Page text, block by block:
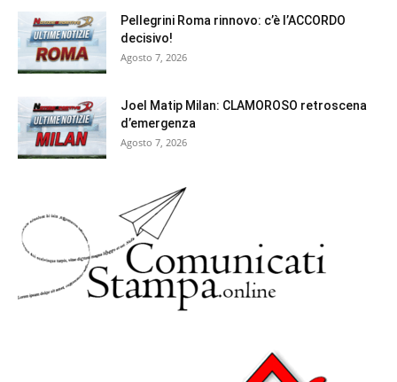
Pellegrini Roma rinnovo: c’è l’ACCORDO
decisivo!
Agosto 7, 2026
Joel Matip Milan: CLAMOROSO retroscena
d’emergenza
Agosto 7, 2026